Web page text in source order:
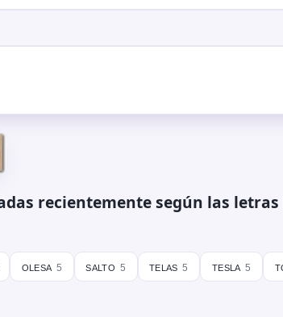
recientemente según las
olesa 5 salto 5 telas 5 tesla 5